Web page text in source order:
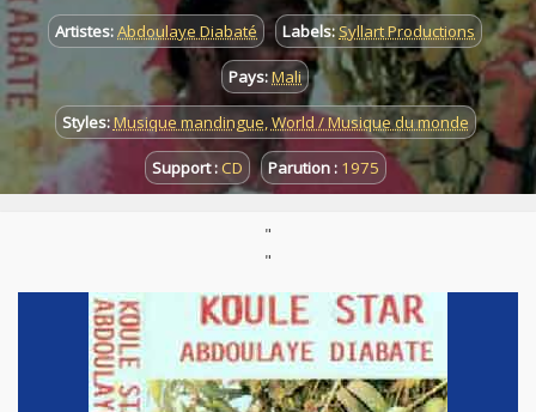
Artistes:Abdoulaye Diabaté Labels:Syllart Productions
Pays:Mali
Styles:Musique mandingue,World / Musique du monde
Support :CD Parution : 1975
"
"